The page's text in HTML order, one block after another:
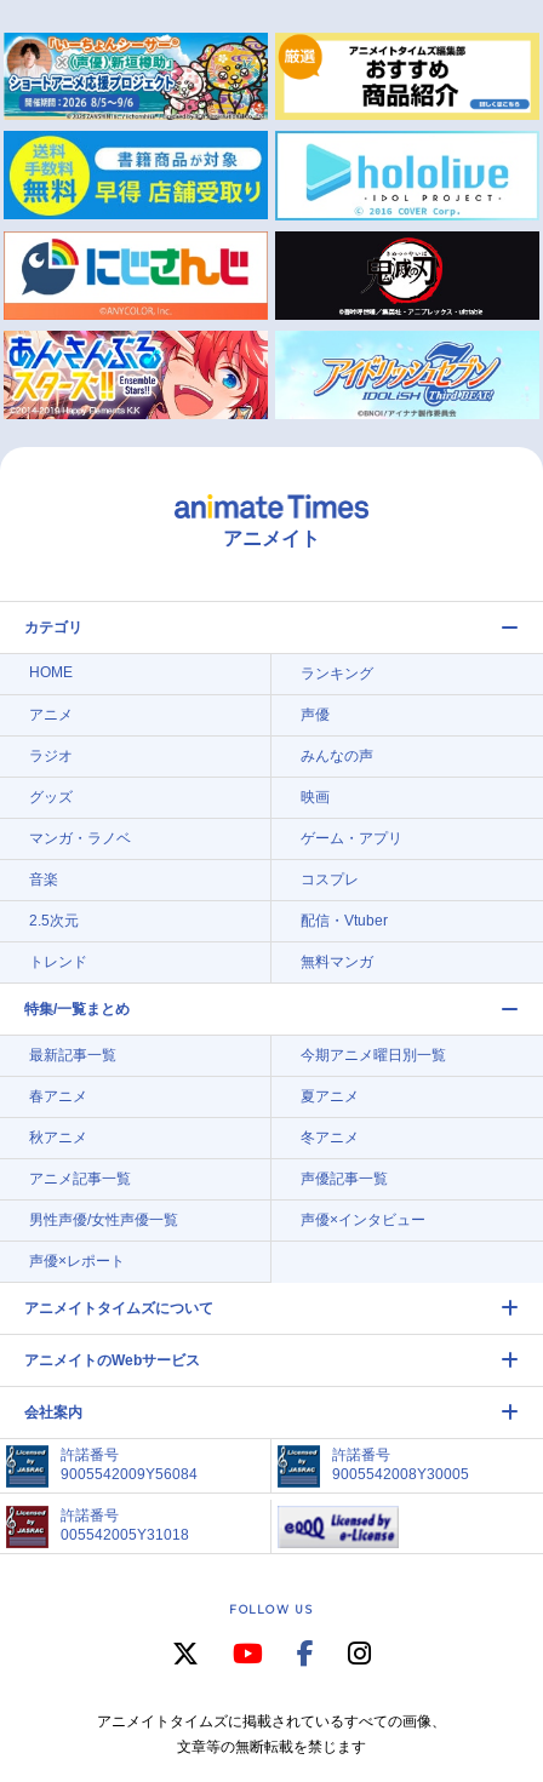
アニメイト
カテゴリ
HOME ランキング
アニメ 声優
ラジオ みんなの声
グッズ 映画
マンガ・ラノベ ゲーム・アプリ
音楽 コスプレ
2.5次元 配信・Vtuber
トレンド 無料マンガ
特集/一覧まとめ
最新記事一覧 今期アニメ曜日別一覧
春アニメ 夏アニメ
秋アニメ 冬アニメ
アニメ記事一覧 声優記事一覧
男性声優/女性声優一覧 声優×インタビュー
声優×レポート
アニメイトタイムズについて
アニメイトのWebサービス
会社案内
許諾番号
9005542009Y56084
許諾番号
9005542008Y30005
許諾番号
005542005Y31018
FOLLOW US
アニメイトタイムズに掲載されているすべての画像、
文章等の無断転載を禁じます